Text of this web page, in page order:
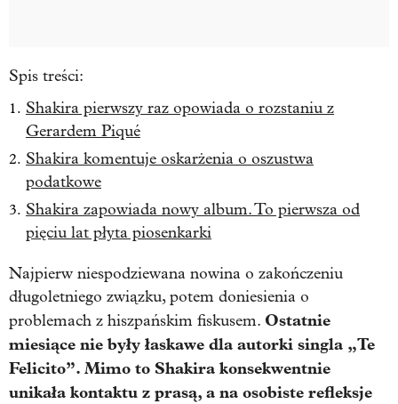
Spis treści:
Shakira pierwszy raz opowiada o rozstaniu z
Gerardem Piqué
Shakira komentuje oskarżenia o oszustwa
podatkowe
Shakira zapowiada nowy album. To pierwsza od
pięciu lat płyta piosenkarki
Najpierw niespodziewana nowina o zakończeniu
długoletniego związku, potem doniesienia o
problemach z hiszpańskim fiskusem. Ostatnie
miesiące nie były łaskawe dla autorki singla „Te
Felicito”. Mimo to Shakira konsekwentnie
unikała kontaktu z prasą, a na osobiste refleksje